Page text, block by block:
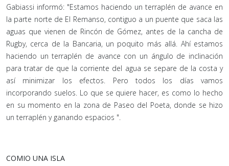
Gabiassi informó: "Estamos haciendo un terraplén de avance en
la parte norte de El Remanso, contiguo a un puente que saca las
aguas que vienen de Rincón de Gómez, antes de la cancha de
Rugby, cerca de la Bancaria, un poquito más allá. Ahí estamos
haciendo un terraplén de avance con un ángulo de inclinación
para tratar de que la corriente del agua se separe de la costa y
así minimizar los efectos. Pero todos los días vamos
incorporando suelos. Lo que se quiere hacer, es como lo hecho
en su momento en la zona de Paseo del Poeta, donde se hizo
un terraplén y ganando espacios ".
COMIO UNA ISLA